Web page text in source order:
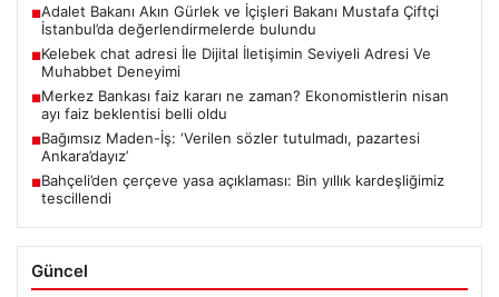
■Adalet Bakanı Akın Gürlek ve İçişleri Bakanı Mustafa Çiftçi
İstanbul’da değerlendirmelerde bulundu
■Kelebek chat adresi İle Dijital İletişimin Seviyeli Adresi Ve
Muhabbet Deneyimi
■Merkez Bankası faiz kararı ne zaman? Ekonomistlerin nisan
ayı faiz beklentisi belli oldu
■Bağımsız Maden-İş: ‘Verilen sözler tutulmadı, pazartesi
Ankara’dayız’
■Bahçeli’den çerçeve yasa açıklaması: Bin yıllık kardeşliğimiz
tescillendi
Güncel